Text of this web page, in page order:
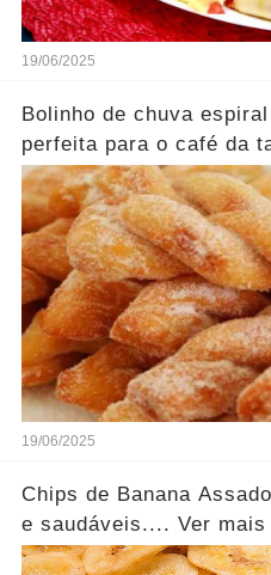
19/06/2025
Bolinho de chuva
perfeita para o café da
19/06/2025
Chips de Banana
e saudáveis.... Ver mais